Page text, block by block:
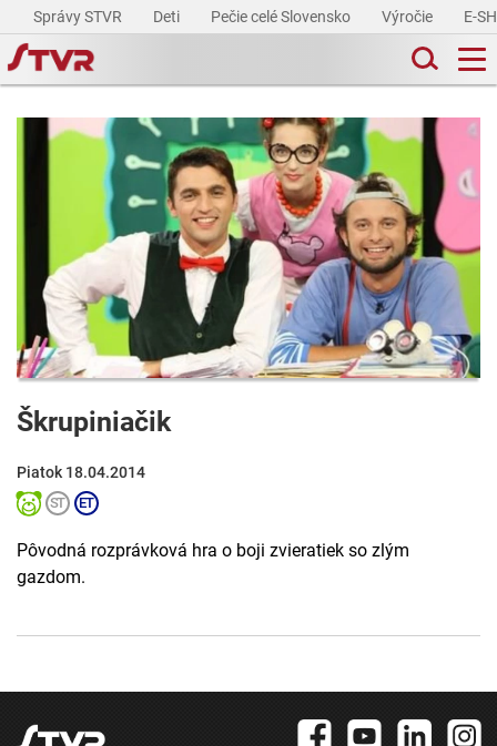
Správy STVR Deti Pečie celé Slovensko Výročie E-
Škrupiniačik
Piatok 18.04.2014
Pôvodná rozprávková hra o boji zvieratiek so zlým
gazdom.